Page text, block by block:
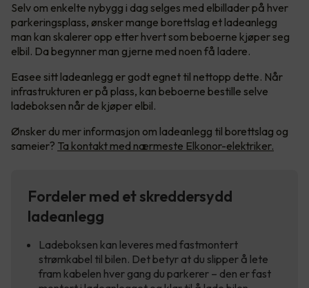
Selv om enkelte nybygg i dag selges med elbillader på hver
parkeringsplass, ønsker mange borettslag et ladeanlegg
man kan skalerer opp etter hvert som beboerne kjøper seg
elbil. Da begynner man gjerne med noen få ladere.
Easee sitt ladeanlegg er godt egnet til nettopp dette. Når
infrastrukturen er på plass, kan beboerne bestille selve
ladeboksen når de kjøper elbil.
Ønsker du mer informasjon om ladeanlegg til borettslag og
sameier? Ta kontakt med nærmeste Elkonor-elektriker.
Fordeler med et skreddersydd
ladeanlegg
Ladeboksen kan leveres med fastmontert
strømkabel til bilen. Det betyr at du slipper å lete
fram kabelen hver gang du parkerer – den er fast